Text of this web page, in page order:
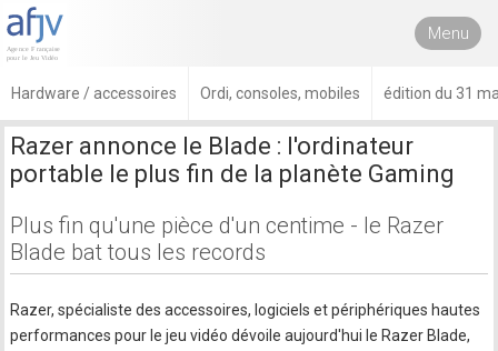
Menu
Hardware / accessoires Ordi, consoles, mobiles édition du 31
Razer annonce le Blade : l'ordinateur
portable le plus fin de la planète Gaming
Plus fin qu'une pièce d'un centime - le Razer
Blade bat tous les records
Razer, spécialiste des accessoires, logiciels et périphériques hautes
performances pour le jeu vidéo dévoile aujourd'hui le Razer Blade,